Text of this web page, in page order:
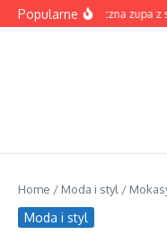
Przejdź do treści
PopularneAromatyczna zupa z
Home / Moda i styl /
Moda i styl